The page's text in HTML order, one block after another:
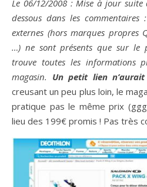
Le 06/12/2008 : Mise à jour
dessous dans les
externes (hors marques propres
…) ne sont présents que sur
trouve toutes les informations
magasin. Un petit lien
creusant un peu plus loin, le
pratique pas le même prix
lieu des 199€ promis ! Pas très